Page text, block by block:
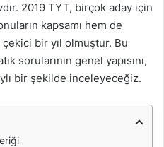
2019 TYT, birçok aday için
kapsamı hem de
çekici bir yıl olmuştur. Bu
sorularının genel yapısını,
bir şekilde inceleyeceğiz.